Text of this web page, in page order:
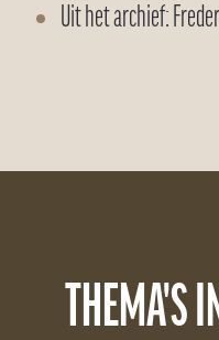
Uit het archief:
THEMA'S